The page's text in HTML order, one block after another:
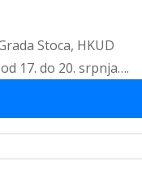
Stoca, HKUD
17. do 20. srpnja….